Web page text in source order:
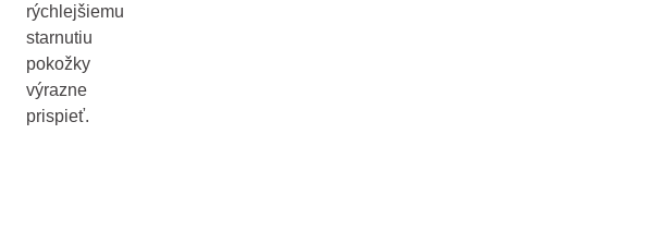
rýchlejšiemu
starnutiu
pokožky
výrazne
prispieť.